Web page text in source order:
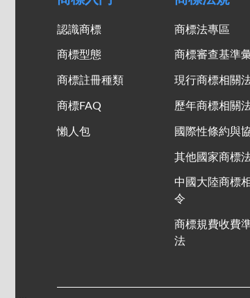
認識商標
商標型態
商標註冊種類
商標FAQ
懶人包
商標法專區
商標審查基準
現行商標相關
歷年商標相關
國際性條約與
其他國家商標
中國大陸商標
令
商標規費收費
法